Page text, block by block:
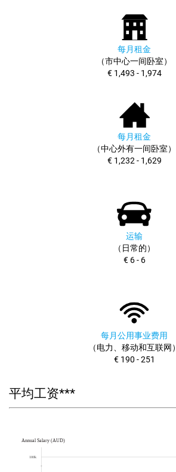
每月租金
（市中心一间卧室）
€ 1,493 - 1,974
每月租金
（中心外有一间卧室）
€ 1,232 - 1,629
运输
（日常的）
€ 6 - 6
每月公用事业费用
（电力、移动和互联网）
€ 190 - 251
平均工资***